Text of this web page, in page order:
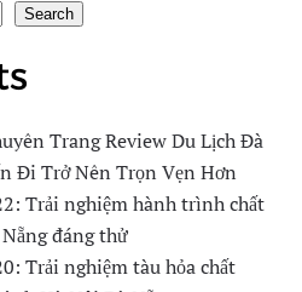
Search
Trang Review Du Lịch Đà
Đi Trở Nên Trọn Vẹn Hơn
Trải nghiệm hành trình chất
đáng thử
Trải nghiệm tàu hỏa chất